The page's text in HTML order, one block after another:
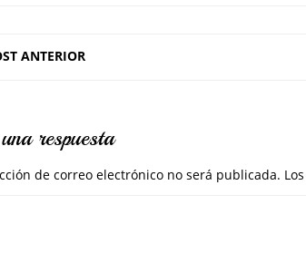
ANTERIOR
respuesta
de correo electrónico no será publicada.